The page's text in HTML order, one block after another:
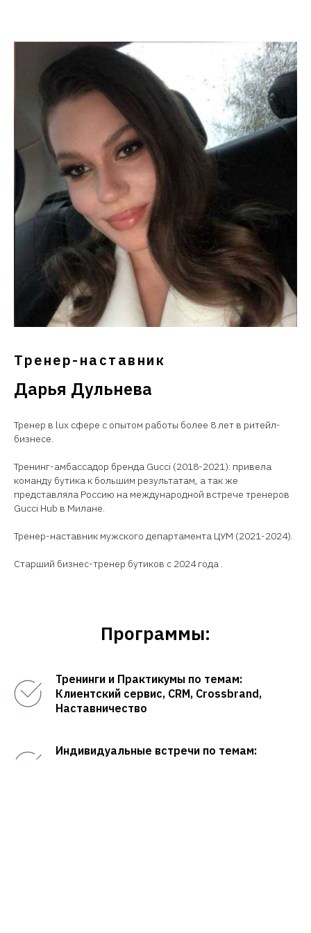
Тренер-наставник
Дарья Дульнева
Тренер в lux сфере с опытом работы более 8 лет в ритейл-
бизнесе.
Тренинг-амбассадор бренда Gucci (2018-2021): привела
команду бутика к большим результатам, а так же
представляла Россию на международной встрече тренеров
Gucci Hub в Милане.
Тренер-наставник мужского департамента ЦУМ (2021-2024).
Старший бизнес-тренер бутиков с 2024 года .
Программы:
Тренинги и Практикумы по темам:
Клиентский сервис, CRM, Crossbrand,
Наставничество
Индивидуальные встречи по темам: